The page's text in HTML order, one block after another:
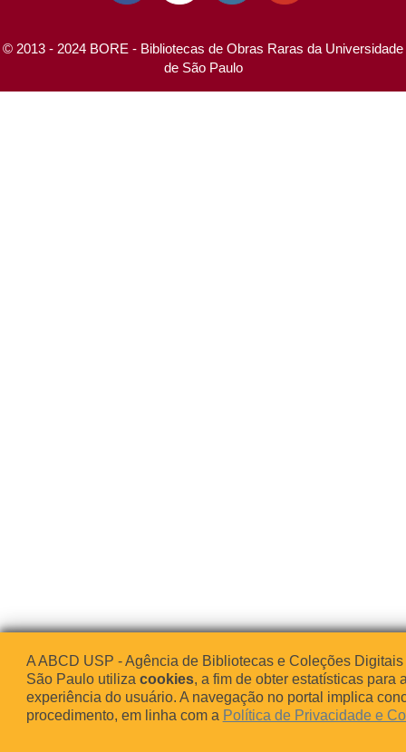
© 2013 - 2024 BORE - Bibliotecas de Obras Raras da Universidade
de São Paulo
A ABCD USP - Agência de Bibliotecas e Coleções
São Paulo utiliza cookies, a fim de obter estatísticas para
experiência do usuário. A navegação no portal implica
procedimento, em linha com a Política de Privacidade e